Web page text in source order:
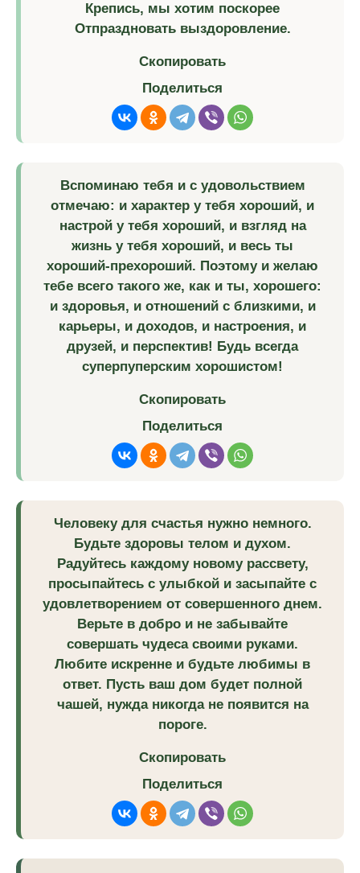
Крепись, мы хотим поскорее
Отпраздновать выздоровление.
Скопировать
Поделиться
Вспоминаю тебя и с удовольствием
отмечаю: и характер у тебя хороший, и
настрой у тебя хороший, и взгляд на
жизнь у тебя хороший, и весь ты
хороший-прехороший. Поэтому и желаю
тебе всего такого же, как и ты, хорошего:
и здоровья, и отношений с близкими, и
карьеры, и доходов, и настроения, и
друзей, и перспектив! Будь всегда
суперпуперским хорошистом!
Скопировать
Поделиться
Человеку для счастья нужно немного.
Будьте здоровы телом и духом.
Радуйтесь каждому новому рассвету,
просыпайтесь с улыбкой и засыпайте с
удовлетворением от совершенного днем.
Верьте в добро и не забывайте
совершать чудеса своими руками.
Любите искренне и будьте любимы в
ответ. Пусть ваш дом будет полной
чашей, нужда никогда не появится на
пороге.
Скопировать
Поделиться